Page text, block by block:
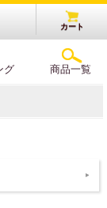
カート
グ 商品一覧